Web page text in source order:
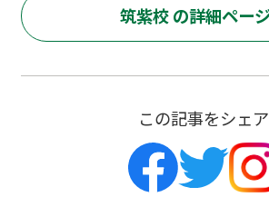
筑紫校 の詳細ペー
この記事をシェア